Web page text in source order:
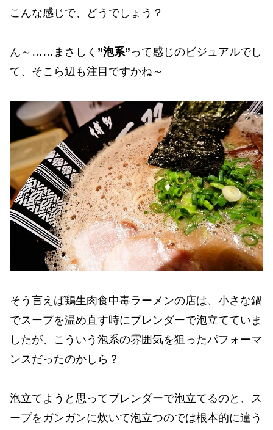
こんな感じで、どうでしょう？
ん～……まさしく ”泡系”って感じのビジュアルでし
て、そこら辺も注目ですかね～
そう言えば鶏生肉食中毒ラーメンの店は、小さな鍋
でスープを温め直す時にブレンダーで泡立てていま
したが、こういう泡系の雰囲気を狙ったパフォーマ
ンスだったのかしら？
泡立てようと思ってブレンダーで泡立てるのと、ス
ープをガンガンに炊いて泡立つのでは根本的に違う